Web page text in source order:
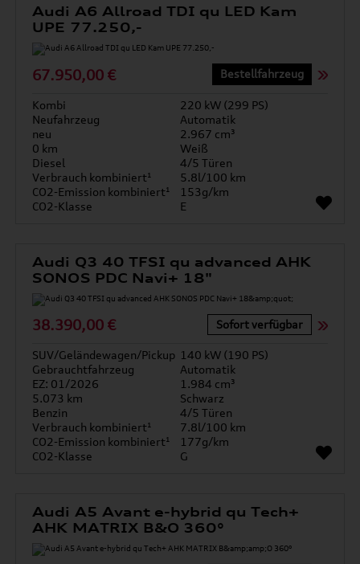
Audi A6 Allroad TDI qu LED Kam
UPE 77.250,-
67.950,00 € Bestellfahrzeug
Kombi
220 kW (299 PS)
Neufahrzeug
Automatik
neu
2.967 cm³
0 km
Weiß
Diesel
4/5 Türen
Verbrauch kombiniert¹
5.8l/100 km
CO2-Emission kombiniert¹
153g/km
CO2-Klasse
E
Audi Q3 40 TFSI qu advanced AHK
SONOS PDC Navi+ 18"
38.390,00 € Sofort verfügbar
SUV/Geländewagen/Pickup 140 kW (190 PS)
Gebrauchtfahrzeug
Automatik
EZ: 01/2026
1.984 cm³
5.073 km
Schwarz
Benzin
4/5 Türen
Verbrauch kombiniert¹
7.8l/100 km
CO2-Emission kombiniert¹
177g/km
CO2-Klasse
G
Audi A5 Avant e-hybrid qu Tech+
AHK MATRIX B&O 360°